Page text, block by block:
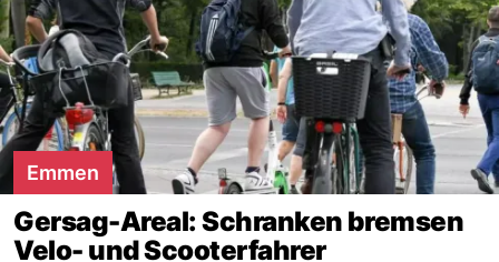
Emmen
Gersag-Areal: Schranken bremsen
Velo- und Scooterfahrer